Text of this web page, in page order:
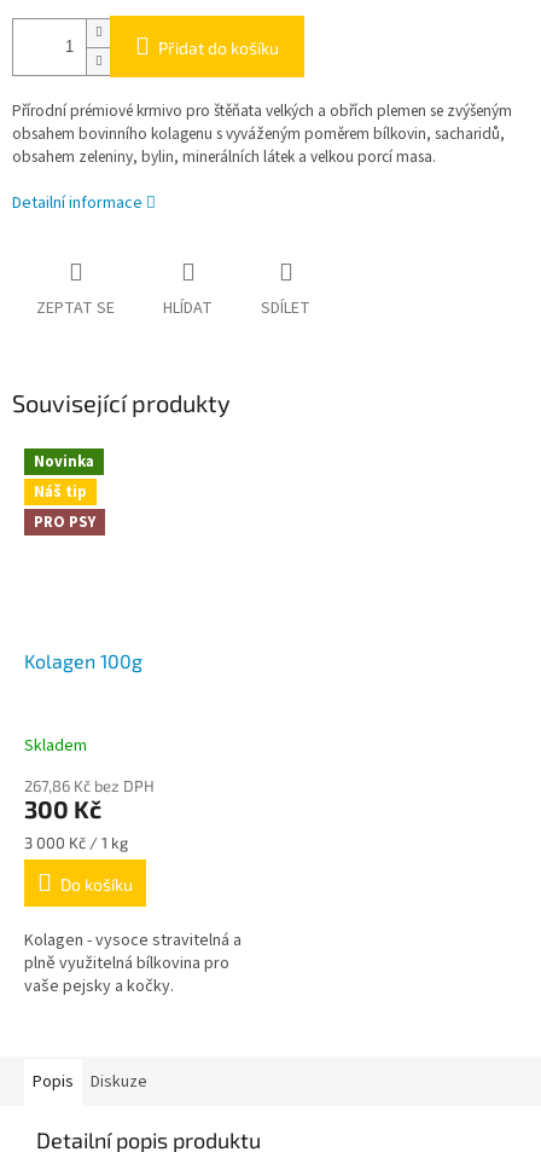
Přidat do košíku
Přírodní prémiové krmivo pro štěňata velkých a obřích plemen se zvýšeným
obsahem bovinního kolagenu s vyváženým poměrem bílkovin, sacharidů,
obsahem zeleniny, bylin, minerálních látek a velkou porcí masa.
Detailní informace
ZEPTAT SE HLÍDAT SDÍLET
Související produkty
Novinka
Náš tip
PRO PSY
Kolagen 100g
Skladem
267,86 Kč bez DPH
300 Kč
Měrná
cena:
3 000 Kč / 1 kg
Do košíku
Kolagen - vysoce stravitelná a
plně využitelná bílkovina pro
vaše pejsky a kočky.
Popis Diskuze
Detailní popis produktu